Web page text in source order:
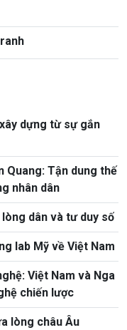
dựng từ sự gắn
Quang: Tận dung thế
nhân dân
dân và tư duy số
lab Mỹ về Việt Nam
Việt Nam và Nga
chiến lược
lòng châu Âu